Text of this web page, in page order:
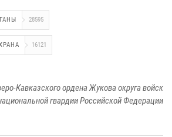
28595
16121
Кавказского ордена Жукова округа войск
гвардии Российской Федерации